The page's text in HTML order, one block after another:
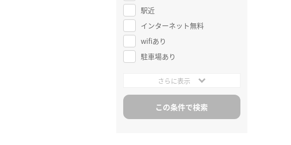
駅近
インターネット無料
wifiあり
駐車場あり
さらに表示